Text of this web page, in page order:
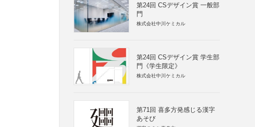
第24回 CSデザイン賞 一般部
門
株式会社中川ケミカル
第24回 CSデザイン賞 学生部
門《学生限定》
株式会社中川ケミカル
第71回 喜多方発感じる漢字
あそび